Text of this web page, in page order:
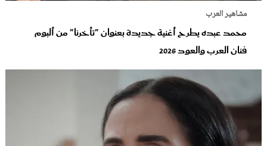
مشاهير العرب
محمد عبده يطرح أغنية جديدة بعنوان "تأخرنا" من ألبوم
فنان العرب والعود‬ 2026